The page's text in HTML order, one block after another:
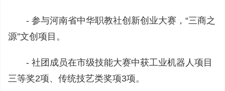
- 参与河南省中华职教社创新创业大赛，“三商之
源”文创项目。
- 社团成员在市级技能大赛中获工业机器人项目
三等奖2项、传统技艺类奖项3项。